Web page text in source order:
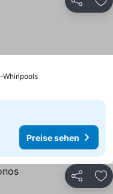
Teilen
WhirlpoolsPreise sehen
Preise sehen
Teilen